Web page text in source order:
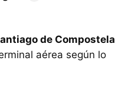
de Compostela
aérea según lo